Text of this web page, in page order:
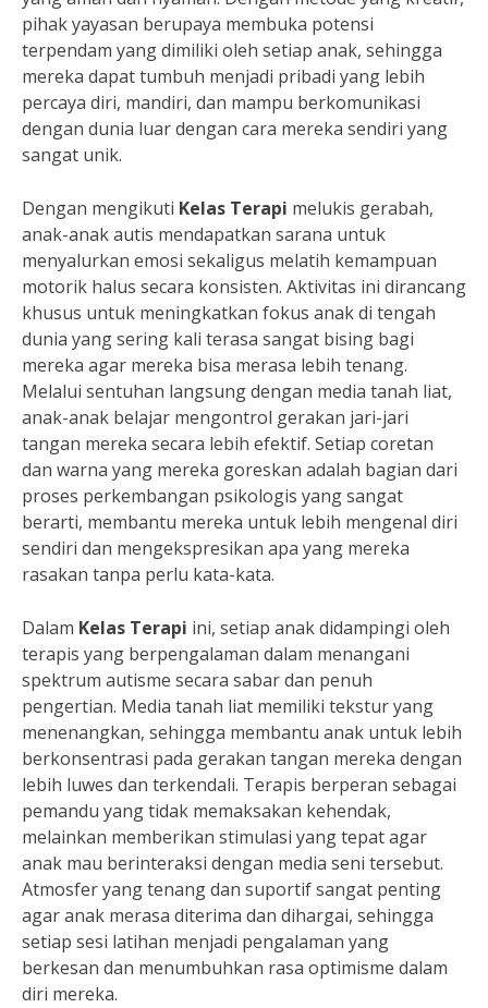
pihak yayasan berupaya membuka potensi
terpendam yang dimiliki oleh setiap anak, sehingga
mereka dapat tumbuh menjadi pribadi yang lebih
percaya diri, mandiri, dan mampu berkomunikasi
dengan dunia luar dengan cara mereka sendiri yang
sangat unik.
Dengan mengikuti Kelas Terapi melukis gerabah,
anak-anak autis mendapatkan sarana untuk
menyalurkan emosi sekaligus melatih kemampuan
motorik halus secara konsisten. Aktivitas ini dirancang
khusus untuk meningkatkan fokus anak di tengah
dunia yang sering kali terasa sangat bising bagi
mereka agar mereka bisa merasa lebih tenang.
Melalui sentuhan langsung dengan media tanah liat,
anak-anak belajar mengontrol gerakan jari-jari
tangan mereka secara lebih efektif. Setiap coretan
dan warna yang mereka goreskan adalah bagian dari
proses perkembangan psikologis yang sangat
berarti, membantu mereka untuk lebih mengenal diri
sendiri dan mengekspresikan apa yang mereka
rasakan tanpa perlu kata-kata.
Dalam Kelas Terapi ini, setiap anak didampingi oleh
terapis yang berpengalaman dalam menangani
spektrum autisme secara sabar dan penuh
pengertian. Media tanah liat memiliki tekstur yang
menenangkan, sehingga membantu anak untuk lebih
berkonsentrasi pada gerakan tangan mereka dengan
lebih luwes dan terkendali. Terapis berperan sebagai
pemandu yang tidak memaksakan kehendak,
melainkan memberikan stimulasi yang tepat agar
anak mau berinteraksi dengan media seni tersebut.
Atmosfer yang tenang dan suportif sangat penting
agar anak merasa diterima dan dihargai, sehingga
setiap sesi latihan menjadi pengalaman yang
berkesan dan menumbuhkan rasa optimisme dalam
diri mereka.